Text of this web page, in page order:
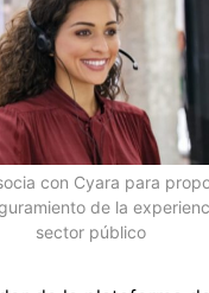
con Cyara para
de la
sector público